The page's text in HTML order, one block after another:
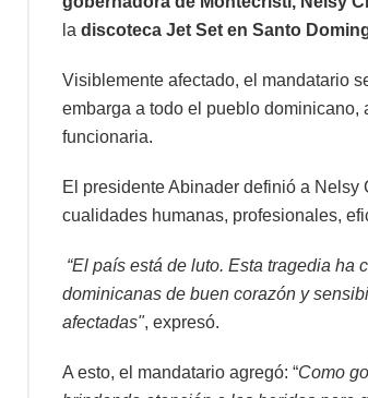
la discoteca Jet Set en Santo
Visiblemente afectado, el mandatario
embarga a todo el pueblo
funcionaria.
El presidente Abinader definió a
cualidades humanas, profesionales,
“El país está de luto. Esta tragedia
dominicanas de buen corazón y
afectadas", expresó.
A esto, el mandatario agregó: “Como